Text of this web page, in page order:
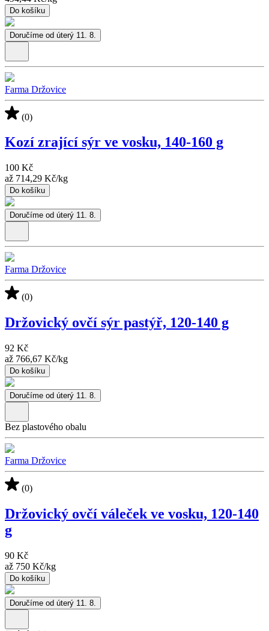
Do košíku
Doručíme od úterý 11. 8.
Farma Držovice
(0)
Kozí zrající sýr ve vosku, 140-160 g
100 Kč
až 714,29 Kč/kg
Do košíku
Doručíme od úterý 11. 8.
Farma Držovice
(0)
Držovický ovčí sýr pastýř, 120-140 g
92 Kč
až 766,67 Kč/kg
Do košíku
Doručíme od úterý 11. 8.
Bez plastového obalu
Farma Držovice
(0)
Držovický ovčí váleček ve vosku, 120-140
g
90 Kč
až 750 Kč/kg
Do košíku
Doručíme od úterý 11. 8.